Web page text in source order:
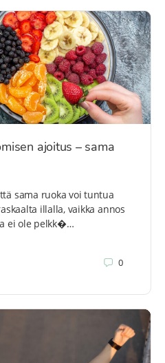
ajoitus – sama
sama ruoka voi tuntua
illalla, vaikka annos
ei ole pelkk�…
0